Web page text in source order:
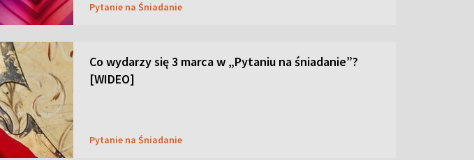
Pytanie na Śniadanie
Co wydarzy się 3 marca w „Pytaniu na śniadanie”?
[WIDEO]
Pytanie na Śniadanie